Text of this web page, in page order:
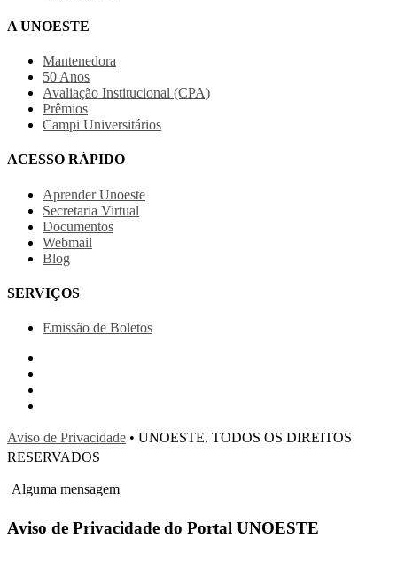
A UNOESTE
Mantenedora
50 Anos
Avaliação Institucional (CPA)
Prêmios
Campi Universitários
ACESSO RÁPIDO
Aprender Unoeste
Secretaria Virtual
Documentos
Webmail
Blog
SERVIÇOS
Emissão de Boletos
Aviso de Privacidade • UNOESTE. TODOS OS DIREITOS
RESERVADOS
Alguma mensagem
Aviso de Privacidade do Portal UNOESTE